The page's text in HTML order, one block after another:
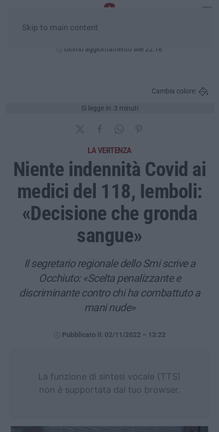
Skip to main content
Ultimo aggiornamento alle 22:18
Si legge in: 3 minuti
Cambia colore:
LA VERTENZA
Niente indennità Covid ai
medici del 118, Iemboli:
«Decisione che gronda
sangue»
Il segretario regionale dello Smi scrive a
Occhiuto: «Scelta penalizzante e
discriminante contro chi ha combattuto a
mani nude»
Pubblicato il: 02/11/2022 – 13:22
La funzione di sintesi vocale (TTS)
non è supportata dal tuo browser.